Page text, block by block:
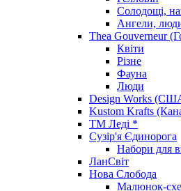
Солодощі,
Ангели,
Thea Gouverneur
Квіти
Різне
Фауна
Люди
Design Works
Kustom Krafts
ТМ Леді *
Сузір'я Єдинорога
Набори для
ЛанСвіт
Нова Слобода
Малюнок-